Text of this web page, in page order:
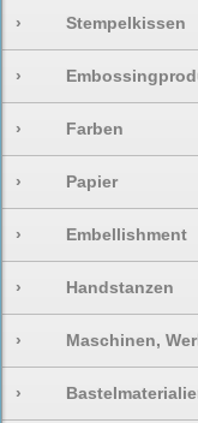
› Stempelkissen
›
› Farben
› Papier
› Embellishment
› Handstanzen
› Maschinen,
›